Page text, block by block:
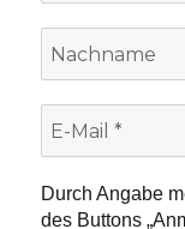
Mail
Durch Angabe
des Buttons